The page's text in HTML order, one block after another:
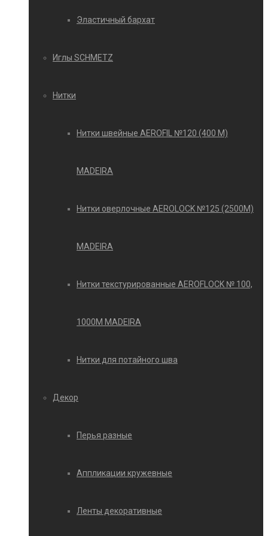
Эластичный бархат
Иглы SCHMETZ
Нитки
Нитки швейные AEROFIL №120 (400 М)
MADEIRA
Нитки оверлочные AEROLOCK №125 (2500М)
MADEIRA
Нитки текстурированные AEROFLOCK № 100,
1000М MADEIRA
Нитки для потайного шва
Декор
Перья разные
Аппликации кружевные
Ленты декоративные